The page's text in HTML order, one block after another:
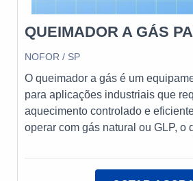
QUEIMADOR A GÁS
NOFOR / SP
O queimador a gás é um
para aplicações industriais que
aquecimento controlado e
operar com gás natural ou GLP, o
combustão, proporcionando uma